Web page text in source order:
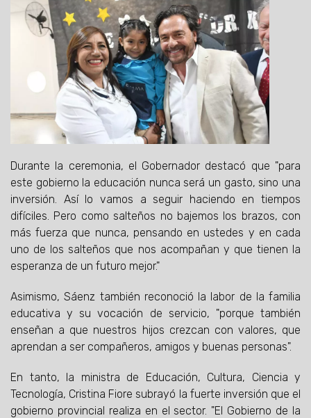
Durante la ceremonia, el Gobernador destacó que "para
este gobierno la educación nunca será un gasto, sino una
inversión. Así lo vamos a seguir haciendo en tiempos
difíciles. Pero como salteños no bajemos los brazos, con
más fuerza que nunca, pensando en ustedes y en cada
uno de los salteños que nos acompañan y que tienen la
esperanza de un futuro mejor."
Asimismo, Sáenz también reconoció la labor de la familia
educativa y su vocación de servicio, "porque también
enseñan a que nuestros hijos crezcan con valores, que
aprendan a ser compañeros, amigos y buenas personas".
En tanto, la ministra de Educación, Cultura, Ciencia y
Tecnología, Cristina Fiore subrayó la fuerte inversión que el
gobierno provincial realiza en el sector. "El Gobierno de la